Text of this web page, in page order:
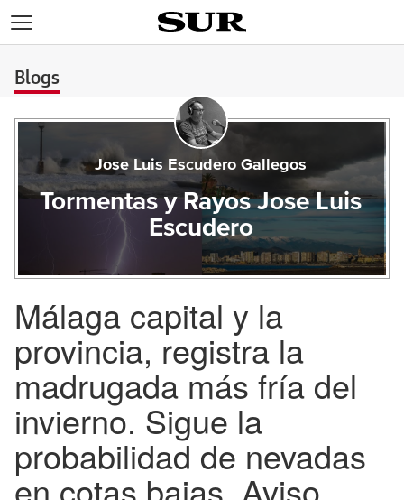
Blogs
Jose Luis Escudero Gallegos
Tormentas y Rayos Jose Luis
Escudero
Málaga capital y la
provincia, registra la
madrugada más fría del
invierno. Sigue la
probabilidad de nevadas
en cotas bajas. Aviso